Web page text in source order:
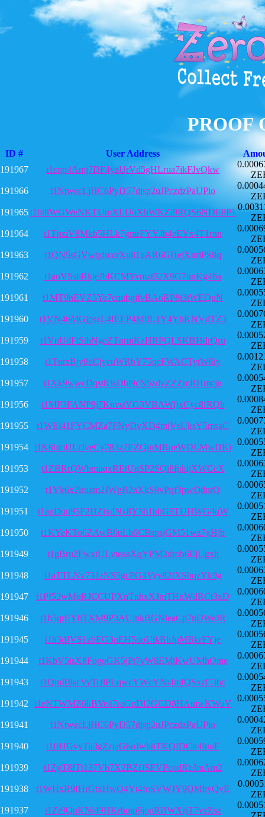
PROOF
ID # User Address
191967
t1cqp4Amj7DF4yzUrVd5gHLrua7ikFJvQkw
191966
t1NtwecLjHC6PyD57djsp2uJPczdzPaUPio
191965t1bt8WGWeNKTUmXLUoXhWKZi9RQS6NDE8P1
191964
t1TpziV8Mkb5HLk7gmrFYYJb4eEYx4T1rnn
191963
t1QN5sGVwqdrccrXu81uAR6GHejXnriPS8q
191962
t1anVSshRkjeJbKCMYvmzt92X9G7nnKg46a
191961
t1MT9hEVZ5Ye7enubgjfvBAoRP8t3tWEQuN
191960
t1VN46MGjpszL4fEEP4MifL1Y4YhKNVdTZ3
191959
t1VnUdFtSthNgeZTnrmKzHRPQLSKBHdrQru
191958
t1TnrzBjy8dCjycuWRbY75qcFWACTytW6iy
191957
t1Xk9wwcDqst83sDbi9cN5zdyZZZmRHmcjn
191956
t1MP3FANP8j7KnvstVG3VBAWfjxCyc8fRQh
191955
t1WEi41FYCMZa7FNyDvXD4mjVsUksY5msaC
191954 t1K6bmULrJveCy783z7EZQmMRoeWDLMwDKi
191953
t1ZBRrQWbmuqxREtUqSP2SQi8fpkijXWCcX
191952
t1Yk6x2iruam2JWgB2aXkS9vPqf3pwDdurQ
191951
t1apDqn95F2HZixdNx8Y5b1bhG9TUHWG4qW
191950
t1KYeKTo6ZAwB6pLb6CBspsjGM51wz7gHjb
191949
t1gBru2FwxtULvteaaXqYPM2drob6EjUgxh
191948
t1aTTLNv731zNS5gcPG4Vyy82fXSbqzYk9g
191947
t1Pf52wMqRJCCUPXnTnhxXJmTHnWdRCt3xD
191946
t1b5qrEYbTXM9P3AUjnkBGNieaCp7nDWeJR
191945
t1h3dJVS1zbEG3nEH5ooUtkRhJpMBkrFYje
191944
t1KbV5isX8FogoGK5jPt7yW8EMjKwUMhQme
191943
t1QmR8scVyTc8PLqwcYWcYNzfmfQSxzC3bc
191942
t1eNTWMZ6kBVe47raGpDf2GCD8HAniwKWuV
191941
t1NtwecLjHC6PyD57djsp2uJPczdzPaUPio
191940
t1frHGvyTu3gZzjaG6uJwbhTKQfDCn4fuuE
191939
t1ZgT8fTt137Vb7X2BZfJSFVPcodRbJmAm2
191938
t1WHxR9fHrGtxHwQ4Yt4foSVWJY9QMhyQvE
191937
t1Zr9QuKNi49HKrbmp9jopRBWXrjT7vzZsz